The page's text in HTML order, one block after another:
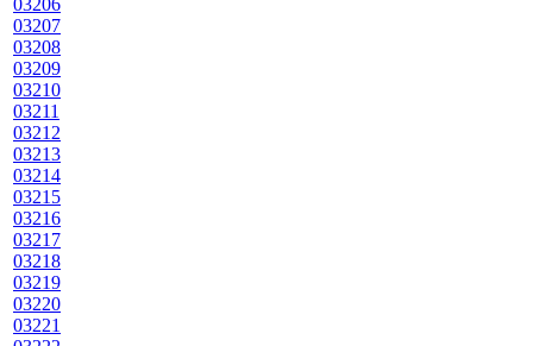
03206
03207
03208
03209
03210
03211
03212
03213
03214
03215
03216
03217
03218
03219
03220
03221